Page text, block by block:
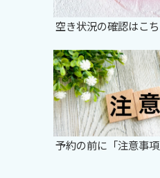
空き状況の確認はこち
予約の前に「注意事